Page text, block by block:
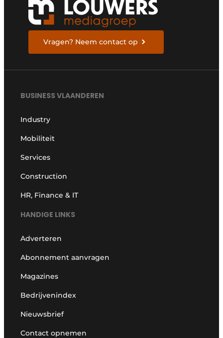
Vragen? Neem contact op
BUSINESS VLAANDEREN
Industry
Mobiliteit
Services
Construction
HR, Finance & IT
HANDIGE LINKS
Adverteren
Abonnement aanvragen
Magazines
Bedrijvenindex
Nieuwsbrief
Contact opnemen